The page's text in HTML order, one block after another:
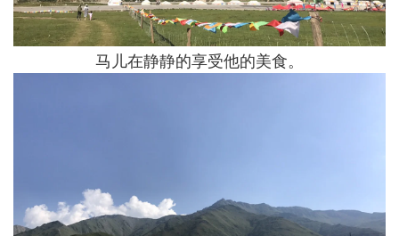
马儿在静静的享受他的美食。